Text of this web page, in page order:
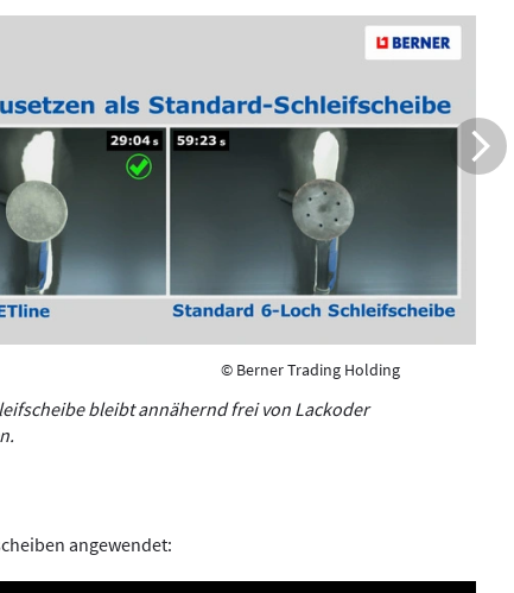
© Berner Trading Holding
bleibt annähernd frei von Lackoder
angewendet: